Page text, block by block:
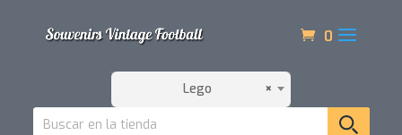
0
×
Lego